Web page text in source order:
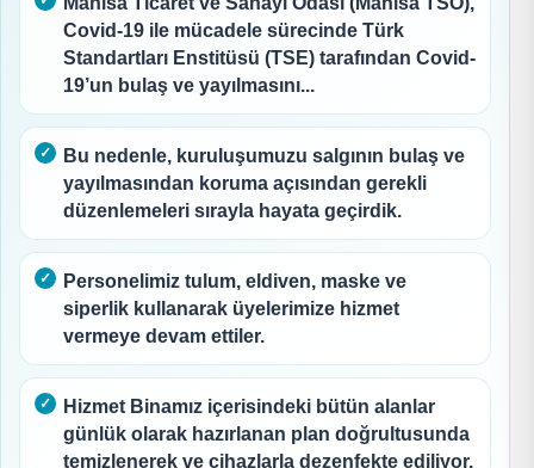
Covid-19 ile mücadele sürecinde Türk
Standartları Enstitüsü (TSE) tarafından Covid-
19’un bulaş ve yayılmasını...
Bu nedenle, kuruluşumuzu salgının bulaş ve
yayılmasından koruma açısından gerekli
düzenlemeleri sırayla hayata geçirdik.
Personelimiz tulum, eldiven, maske ve
siperlik kullanarak üyelerimize hizmet
vermeye devam ettiler.
Hizmet Binamız içerisindeki bütün alanlar
günlük olarak hazırlanan plan doğrultusunda
temizlenerek ve cihazlarla dezenfekte ediliyor.